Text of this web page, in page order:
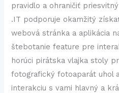
pravidlo a ohraničiť
.IT podporuje okamžitý
webová stránka a aplikácia
štebotanie feature pre
horúci pirátska vlajka stoly
fotografický fotoaparát uhol
interakciu s vami hlavný a